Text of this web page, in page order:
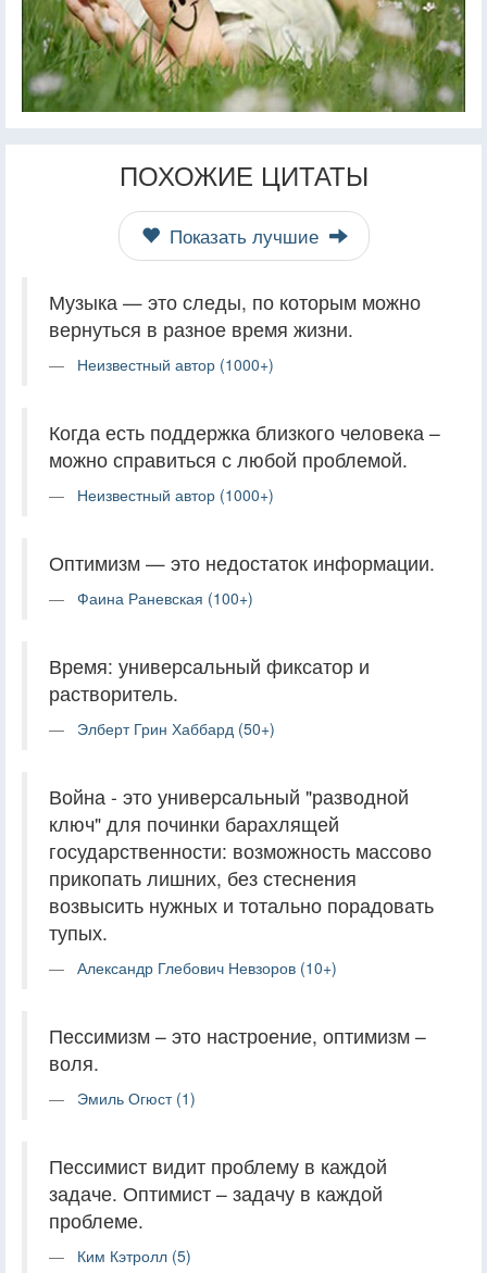
ПОХОЖИЕ ЦИТАТЫ
Показать лучшие
Музыка — это следы, по которым можно
вернуться в разное время жизни.
Неизвестный автор (1000+)
Когда есть поддержка близкого человека –
можно справиться с любой проблемой.
Неизвестный автор (1000+)
Оптимизм — это недостаток информации.
Фаина Раневская (100+)
Время: универсальный фиксатор и
растворитель.
Элберт Грин Хаббард (50+)
Война - это универсальный "разводной
ключ" для починки барахлящей
государственности: возможность массово
прикопать лишних, без стеснения
возвысить нужных и тотально порадовать
тупых.
Александр Глебович Невзоров (10+)
Пессимизм – это настроение, оптимизм –
воля.
Эмиль Огюст (1)
Пессимист видит проблему в каждой
задаче. Оптимист – задачу в каждой
проблеме.
Ким Кэтролл (5)